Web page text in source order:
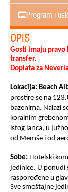
Program i
OPIS
Gosti imaju pravo
transfer.
Doplata za
Lokacija: Beach
prostire se na
bazenima. Nalazi
koralnim
istog lanca, u
od Memše i od
Sobe: Hotelski
jedinice. U ponudi
raspoređene u
Sve smeštajne